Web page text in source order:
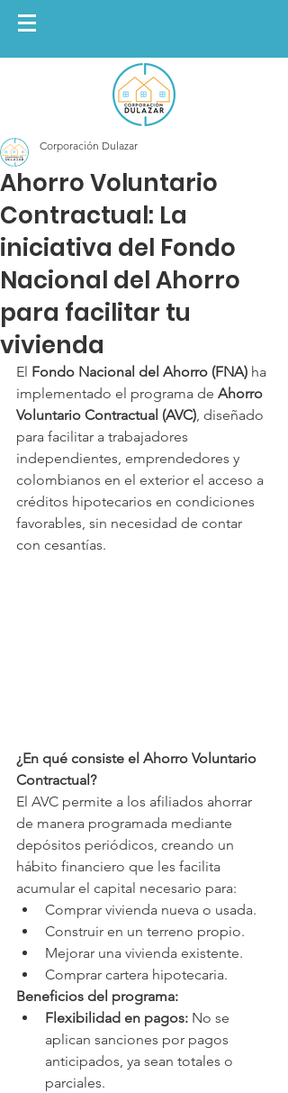
Ahorro Voluntario
Contractual: La
iniciativa del Fondo
Nacional del Ahorro
para facilitar tu
vivienda
Corporación Dulazar
El Fondo Nacional del Ahorro (FNA) ha
implementado el programa de Ahorro
Voluntario Contractual (AVC), diseñado
para facilitar a trabajadores
independientes, emprendedores y
colombianos en el exterior el acceso a
créditos hipotecarios en condiciones
favorables, sin necesidad de contar
con cesantías.
¿En qué consiste el Ahorro Voluntario
Contractual?
El AVC permite a los afiliados ahorrar
de manera programada mediante
depósitos periódicos, creando un
hábito financiero que les facilita
acumular el capital necesario para:
Comprar vivienda nueva o usada.
Construir en un terreno propio.
Mejorar una vivienda existente.
Comprar cartera hipotecaria.
Beneficios del programa:
Flexibilidad en pagos: No se
aplican sanciones por pagos
anticipados, ya sean totales o
parciales.